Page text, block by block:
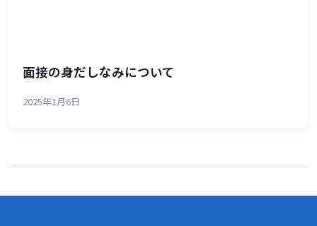
面接の身だしなみについて
2025年1月6日